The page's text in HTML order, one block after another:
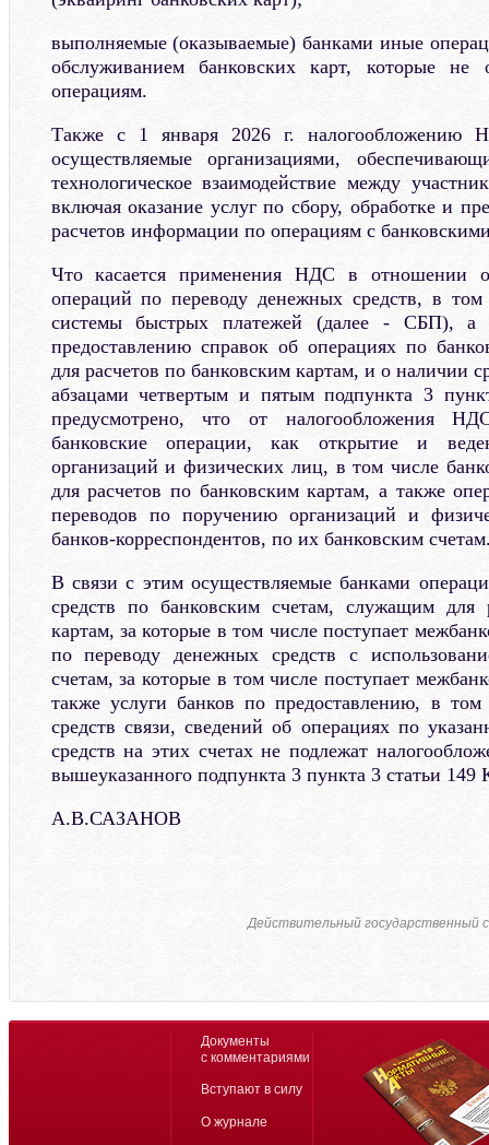
выполняемые (оказываемые) банками иные
обслуживанием банковских карт, которые не
операциям.
Также с 1 января 2026 г. налогообложению
осуществляемые организациями,
технологическое взаимодействие между
включая оказание услуг по сбору, обработке и
расчетов информации по операциям с
Что касается применения НДС в отношении
операций по переводу денежных средств, в том
системы быстрых платежей (далее - СБП), а
предоставлению справок об операциях по
для расчетов по банковским картам, и о наличии
абзацами четвертым и пятым подпункта 3
предусмотрено, что от налогообложения
банковские операции, как открытие и
организаций и физических лиц, в том числе
для расчетов по банковским картам, а также
переводов по поручению организаций и
банков-корреспондентов, по их банковским
В связи с этим осуществляемые банками
средств по банковским счетам, служащим для
картам, за которые в том числе поступает
по переводу денежных средств с
счетам, за которые в том числе поступает
также услуги банков по предоставлению, в том
средств связи, сведений об операциях по
средств на этих счетах не подлежат
вышеуказанного подпункта 3 пункта 3 статьи 149
А.В.САЗАНОВ
Действительный государственный
Документы
с комментариями
Вступают в силу
О журнале